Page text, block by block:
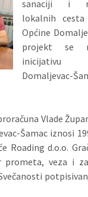
sanaciji i
lokalnih
Općine
projekt se
Domaljevac-
Vlade
Šamac iznosi
Roading d.o.o.
prometa, veza i